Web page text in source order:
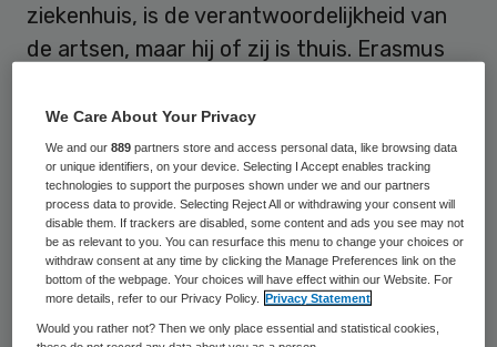
ziekenhuis, is de verantwoordelijkheid van
de artsen, maar hij of zij is thuis. Erasmus
virtuele verpleegafdeling.
Never wast a good crisis. Geïnspireerd door
de ontploffing van digitale zorg, onderzocht
intensivist Michael van Herwerden van het
Erasmus MC de mogelijkheden om patiënten
thuis te behandelingen.
We Care About Your Privacy
We and our889 partners store and access personal data, like browsing data
or unique identifiers, on your device. Selecting I Accept enables tracking
technologies to support the purposes shown under we and our partners
process data to provide. Selecting Reject All or withdrawing your consent will
disable them. If trackers are disabled, some content and ads you see may not
be as relevant to you. You can resurface this menu to change your choices or
withdraw consent at any time by clicking the Manage Preferences link on the
bottom of the webpage. Your choices will have effect within our Website. For
more details, refer to our Privacy Policy.
Privacy Statement
Would you rather not? Then we only place essential and statistical cookies,